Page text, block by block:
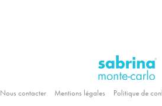
Nous contacter Mentions légales Politique de